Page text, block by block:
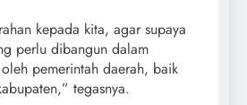
kepada kita, agar supaya
perlu dibangun dalam
pemerintah daerah, baik
tegasnya.